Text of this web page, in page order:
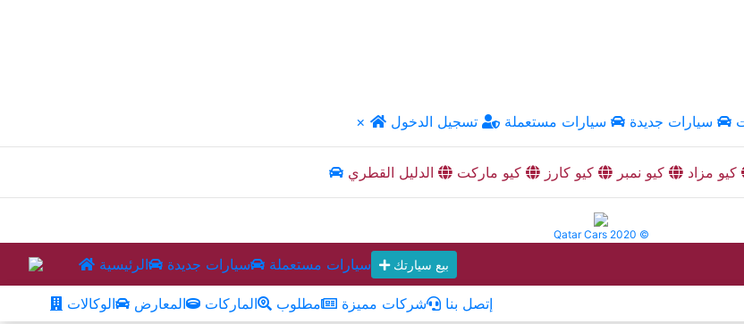
× سيارات جديدة سيارات مستعملة تسجيل الدخول
كيو مزاد كيو نمبر كيو كارز كيو ماركت الدليل القطري
Qatar Cars 2020 ©
الرئيسية سيارات جديدة سيارات مستعملة بيع سيارتك
الوكالات المعارض الماركات مطلوب شركات مميزة إتصل بنا